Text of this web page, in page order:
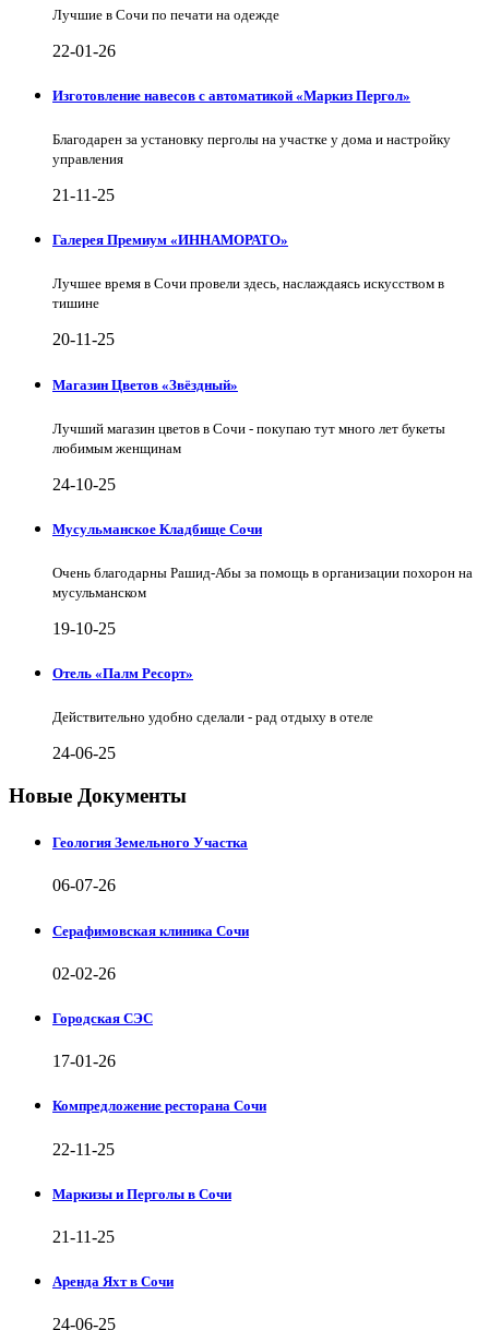
Лучшие в Сочи по печати на одежде
22-01-26
Изготовление навесов с автоматикой «Маркиз Пергол»
Благодарен за установку перголы на участке у дома и настройку
управления
21-11-25
Галерея Премиум «ИННАМОРАТО»
Лучшее время в Сочи провели здесь, наслаждаясь искусством в
тишине
20-11-25
Магазин Цветов «Звёздный»
Лучший магазин цветов в Сочи - покупаю тут много лет букеты
любимым женщинам
24-10-25
Мусульманское Кладбище Сочи
Очень благодарны Рашид-Абы за помощь в организации похорон на
мусульманском
19-10-25
Отель «Палм Ресорт»
Действительно удобно сделали - рад отдыху в отеле
24-06-25
Новые Документы
Геология Земельного Участка
06-07-26
Серафимовская клиника Сочи
02-02-26
Городская СЭС
17-01-26
Компредложение ресторана Сочи
22-11-25
Маркизы и Перголы в Сочи
21-11-25
Аренда Яхт в Сочи
24-06-25